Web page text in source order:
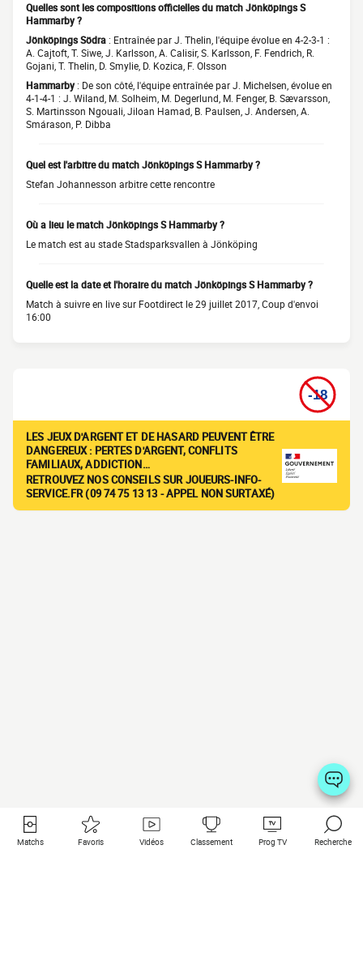
Quelles sont les compositions officielles du match Jönköpings S
Hammarby ?
Jönköpings Södra : Entraînée par J. Thelin, l'équipe évolue en 4-2-3-1 :
A. Cajtoft, T. Siwe, J. Karlsson, A. Calisir, S. Karlsson, F. Fendrich, R.
Gojani, T. Thelin, D. Smylie, D. Kozica, F. Olsson
Hammarby: De son côté, l'équipe entraînée par J. Michelsen, évolue en
4-1-4-1 : J. Wiland, M. Solheim, M. Degerlund, M. Fenger, B. Sævarsson,
S. Martinsson Ngouali, Jiloan Hamad, B. Paulsen, J. Andersen, A.
Smárason, P. Dibba
Quel est l'arbitre du match Jönköpings S Hammarby ?
Stefan Johannesson arbitre cette rencontre
Où a lieu le match Jönköpings S Hammarby ?
Le match est au stade Stadsparksvallen à Jönköping
Quelle est la date et l'horaire du match Jönköpings S Hammarby ?
Match à suivre en live sur Footdirect le 29 juillet 2017, Coup d'envoi
16:00
LES JEUX D'ARGENT ET DE HASARD PEUVENT ÊTRE
DANGEREUX : PERTES D'ARGENT, CONFLITS
FAMILIAUX, ADDICTION…
RETROUVEZ NOS CONSEILS SUR JOUEURS-INFO-
SERVICE.FR (09 74 75 13 13 - APPEL NON SURTAXÉ)
Matchs Favoris Vidéos Classement Prog TV Recherche